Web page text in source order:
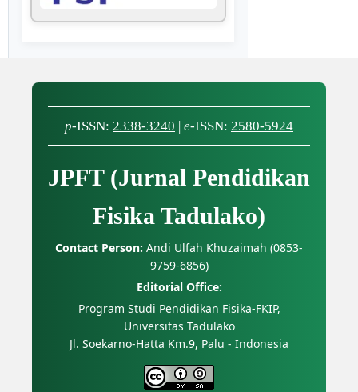
p-ISSN: 2338-3240 | e-ISSN: 2580-5924
JPFT (Jurnal Pendidikan
Fisika Tadulako)
Contact Person: Andi Ulfah Khuzaimah (0853-
9759-6856)
Editorial Office:
Program Studi Pendidikan Fisika-FKIP,
Universitas Tadulako
Jl. Soekarno-Hatta Km.9, Palu - Indonesia